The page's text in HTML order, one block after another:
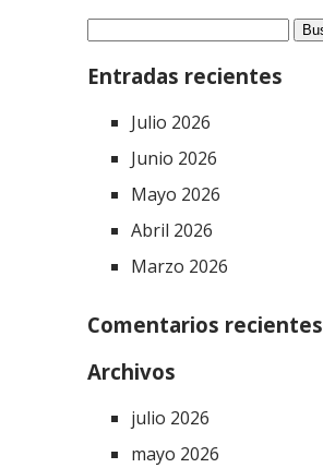
Buscar:
Entradas recientes
Julio 2026
Junio 2026
Mayo 2026
Abril 2026
Marzo 2026
Comentarios recientes
Archivos
julio 2026
mayo 2026